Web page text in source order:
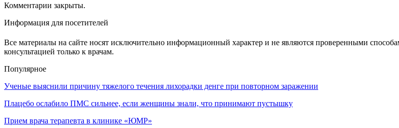
Комментарии закрыты.
Информация для посетителей
Все материалы на сайте носят исключительно информационный характер и не являются проверенными
консультацией только к врачам.
Популярное
Ученые выяснили причину тяжелого течения лихорадки денге при повторном заражении
Плацебо ослабило ПМС сильнее, если женщины знали, что принимают пустышку
Прием врача терапевта в клинике «ЮМР»